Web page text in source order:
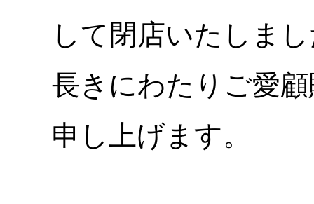
して閉店いたしま
長きにわたりご愛
申し上げます。